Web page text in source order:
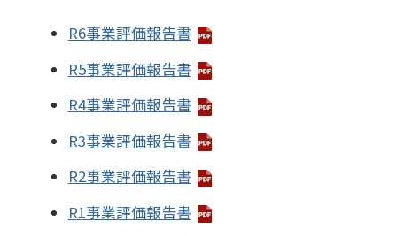
R6事業評価報告書
R5事業評価報告書
R4事業評価報告書
R3事業評価報告書
R2事業評価報告書
R1事業評価報告書